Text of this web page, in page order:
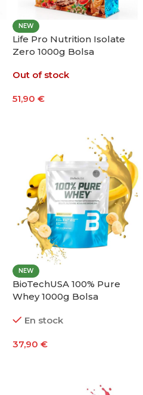
NEW
Life Pro Nutrition Isolate
Zero 1000g Bolsa
Out of stock
51,90 €
NEW
BioTechUSA 100% Pure
Whey 1000g Bolsa
En stock
37,90 €